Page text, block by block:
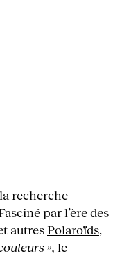
recherche
par l’ère des
autres Polaroïds,
», le